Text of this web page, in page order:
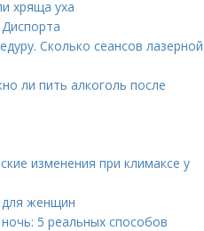
хряща уха
Сколько сеансов лазерной
ли пить алкоголь после
изменения при климаксе у
для женщин
5 реальных способов